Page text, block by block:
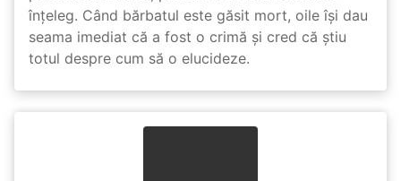
înțeleg. Când bărbatul este găsit mort, oile își dau
seama imediat că a fost o crimă și cred că știu
totul despre cum să o elucideze.